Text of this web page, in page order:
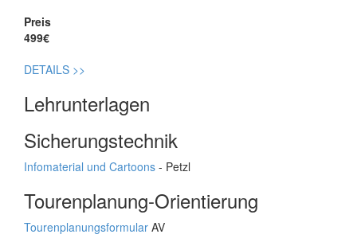
Preis
499€
DETAILS >>
Lehrunterlagen
Sicherungstechnik
Infomaterial und Cartoons - Petzl
Tourenplanung-Orientierung
Tourenplanungsformular AV